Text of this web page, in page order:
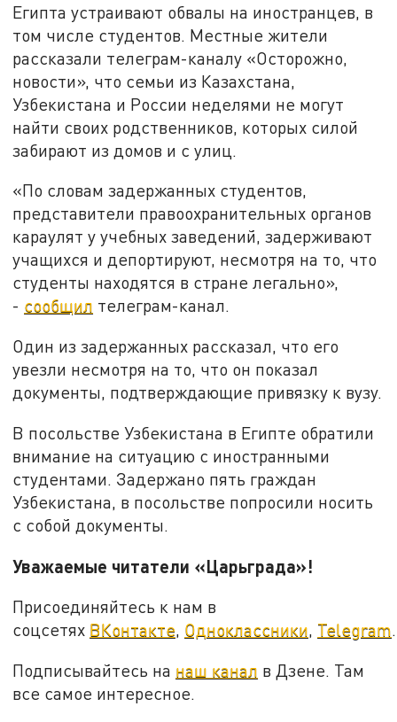
Египта устраивают обвалы на иностранцев, в
том числе студентов. Местные жители
рассказали телеграм-каналу «Осторожно,
новости», что семьи из Казахстана,
Узбекистана и России неделями не могут
найти своих родственников, которых силой
забирают из домов и с улиц.
«По словам задержанных студентов,
представители правоохранительных органов
караулят у учебных заведений, задерживают
учащихся и депортируют, несмотря на то, что
студенты находятся в стране легально»,
- сообщил телеграм-канал.
Один из задержанных рассказал, что его
увезли несмотря на то, что он показал
документы, подтверждающие привязку к вузу.
В посольстве Узбекистана в Египте обратили
внимание на ситуацию с иностранными
студентами. Задержано пять граждан
Узбекистана, в посольстве попросили носить
с собой документы.
Уважаемые читатели «Царьграда»!
Присоединяйтесь к нам в
соцсетях ВКонтакте, Одноклассники, Telegram.
Подписывайтесь на наш канал в Дзене. Там
все самое интересное.